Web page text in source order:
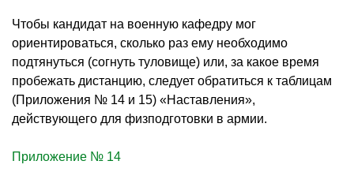
Чтобы кандидат на военную кафедру мог
ориентироваться, сколько раз ему необходимо
подтянуться (согнуть туловище) или, за какое время
пробежать дистанцию, следует обратиться к таблицам
(Приложения № 14 и 15) «Наставления»,
действующего для физподготовки в армии.
Приложение № 14